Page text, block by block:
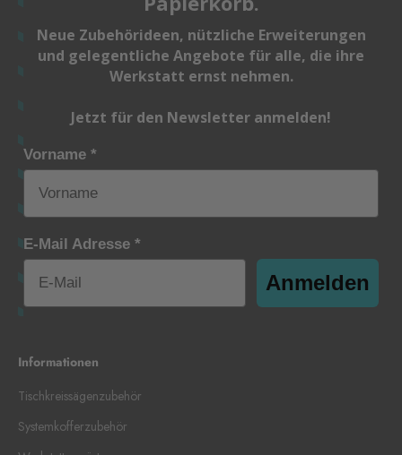
Neue Zubehörideen, nützliche Erweiterungen
und gelegentliche Angebote für alle, die ihre
Werkstatt ernst nehmen.
Jetzt für den Newsletter anmelden!
Vorname *
E-Mail Adresse *
Anmelden
Informationen
Tischkreissägenzubehör
Systemkofferzubehör